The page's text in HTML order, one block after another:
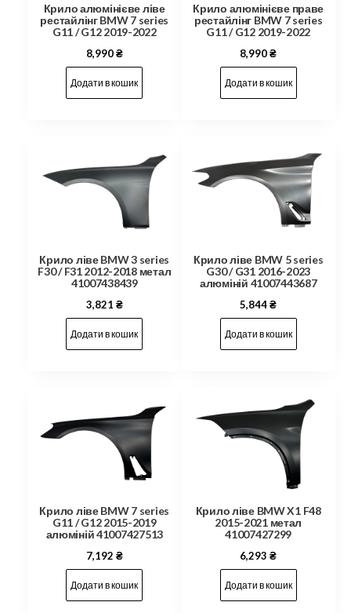
Крило алюмінієве ліве
рестайлінг BMW 7 series
G11 / G12 2019-2022
8,990₴
Додати в кошик
Крило алюмінієве праве
рестайлінг BMW 7 series
G11 / G12 2019-2022
8,990₴
Додати в кошик
Крило ліве BMW 3 series
F30 / F31 2012-2018 метал
41007438439
3,821 ₴
Додати в кошик
Крило ліве BMW 5 series
G30 / G31 2016-2023
алюміній 41007443687
5,844₴
Додати в кошик
Крило ліве BMW 7 series
G11 / G12 2015-2019
алюміній 41007427513
7,192 ₴
Додати в кошик
Крило ліве BMW X1 F48
2015-2021 метал
41007427299
6,293₴
Додати в кошик